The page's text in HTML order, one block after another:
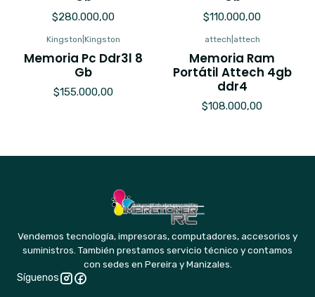
$280.000,00 $110.000,00
Kingston Kingston
Memoria Pc Ddr3l 8
Gb
$155.000,00
attech attech
Memoria Ram
Portátil Attech 4gb
ddr4
$108.000,00
Vendemos tecnología, impresoras, computadores, accesorios y
suministros. También prestamos servicio técnico y contamos
con sedes en Pereira y Manizales.
Síguenos